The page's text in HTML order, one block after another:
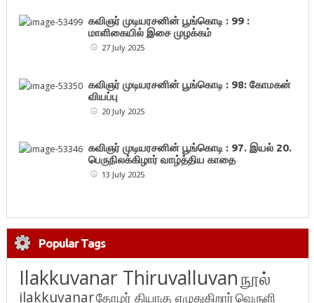
கவிஞர் முடியரசனின் பூங்கொடி : 99 :
மாளிகையில் இசை முழக்கம்
27 July 2025
கவிஞர் முடியரசனின் பூங்கொடி : 98: கோமகன்
வியப்பு
20 July 2025
கவிஞர் முடியரசனின் பூங்கொடி : 97. இயல் 20.
பெருநிலக்கிழார் வாழ்த்திய காதை
13 July 2025
Popular Tags
Ilakkuvanar Thiruvalluvanநூல்
ilakkuvanarதோழர் தியாகு எழுதுகிறார்வெருளி